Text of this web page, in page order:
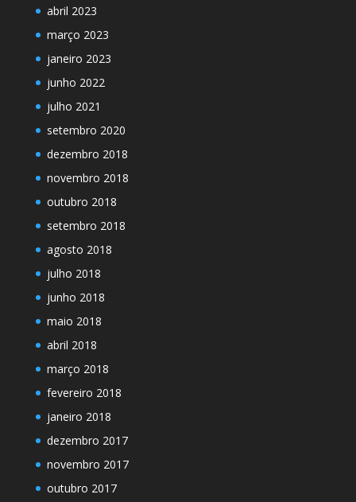
abril 2023
março 2023
janeiro 2023
junho 2022
julho 2021
setembro 2020
dezembro 2018
novembro 2018
outubro 2018
setembro 2018
agosto 2018
julho 2018
junho 2018
maio 2018
abril 2018
março 2018
fevereiro 2018
janeiro 2018
dezembro 2017
novembro 2017
outubro 2017